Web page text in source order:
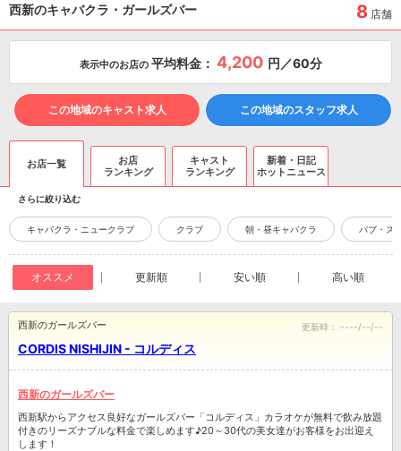
西新のキャバクラ・ガールズバー 8 店舗
表示中のお店の 平均料金： 4,200 円／60分
この地域のキャスト求人 この地域のスタッフ求人
お店一覧
お店
ランキング
キャスト
ランキング
新着・日記
ホットニュース
さらに絞り込む
キャバクラ・ニュークラブ クラブ 朝・昼キャバクラ パブ・ス
オススメ 更新順 安い順 高い順
CORDIS NISHIJIN - コルディス
西新のガールズバー 更新時： ----/--/--
西新のガールズバー
西新駅からアクセス良好なガールズバー「コルディス」カラオケが無料で飲み放題
付きのリーズナブルな料金で楽しめます♪20～30代の美女達がお客様をお出迎え
します！